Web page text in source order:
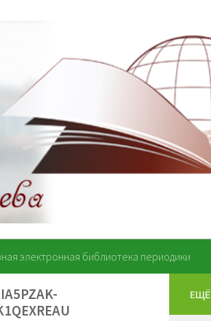
электронная библиотека периодики
ЕЩЁ